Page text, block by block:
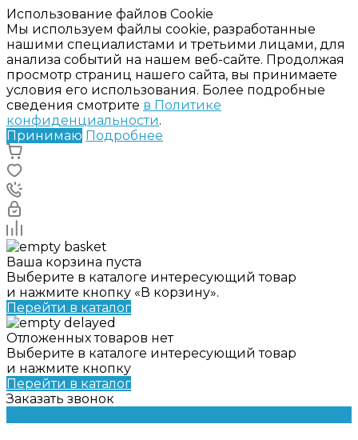
Использование файлов Cookie
Мы используем файлы cookie, разработанные
нашими специалистами и третьими лицами, для
анализа событий на нашем веб-сайте. Продолжая
просмотр страниц нашего сайта, вы принимаете
условия его использования. Более подробные
сведения смотрите в Политике
конфиденциальности.
Принимаю Подробнее
Ваша корзина пуста
Выберите в каталоге интересующий товар
и нажмите кнопку «В корзину».
Перейти в каталог
Отложенных товаров нет
Выберите в каталоге интересующий товар
и нажмите кнопку
Перейти в каталог
Заказать звонок